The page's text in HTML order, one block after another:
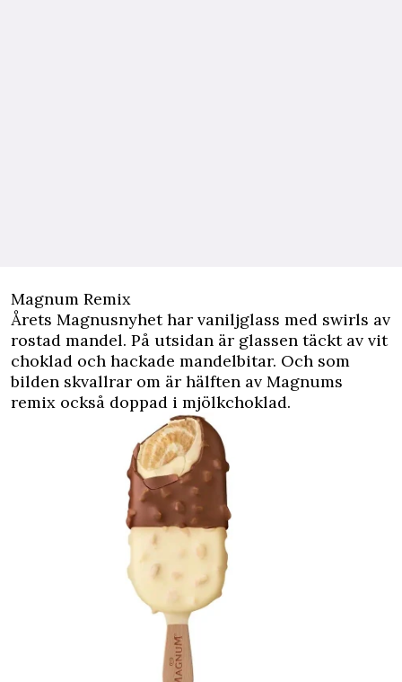
Magnum Remix
Årets Magnusnyhet har vaniljglass med swirls av
rostad mandel. På utsidan är glassen täckt av vit
choklad och hackade mandelbitar. Och som
bilden skvallrar om är hälften av Magnums
remix också doppad i mjölkchoklad.